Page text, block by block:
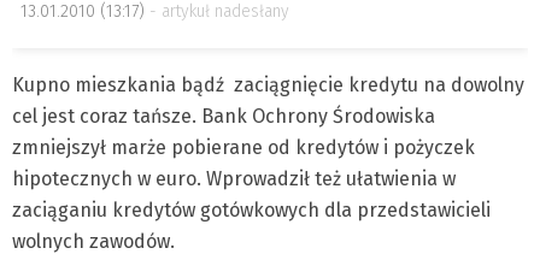
13.01.2010 (13:17) artykuł nadesłany
Kupno mieszkania bądź zaciągnięcie kredytu na dowolny
cel jest coraz tańsze. Bank Ochrony Środowiska
zmniejszył marże pobierane od kredytów i pożyczek
hipotecznych w euro. Wprowadził też ułatwienia w
zaciąganiu kredytów gotówkowych dla przedstawicieli
wolnych zawodów.